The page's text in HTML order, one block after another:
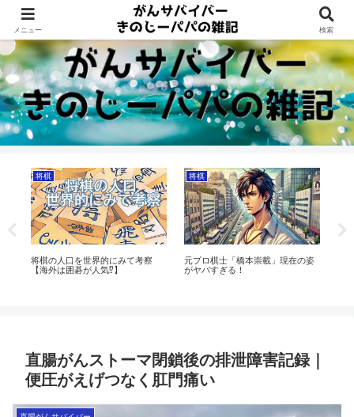
Dreams beyond 60s
将棋
将棋の人口を世界的にみて考察
【海外は囲碁が人気⁉】
将棋
元プロ棋士「橋本崇載」現在の姿
がヤバすぎる！
直腸がんストーマ閉鎖後の排泄障害記録｜
便圧がえげつなく肛門痛い
メニュー 検索